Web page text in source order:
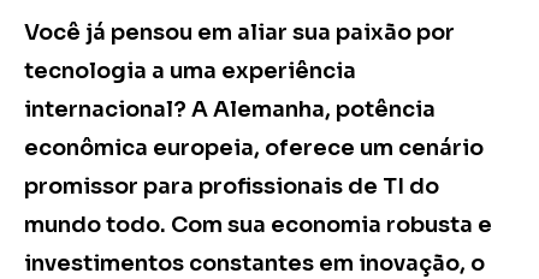
Você já pensou em aliar sua paixão por
tecnologia a uma experiência
internacional? A Alemanha, potência
econômica europeia, oferece um cenário
promissor para profissionais de TI do
mundo todo. Com sua economia robusta e
investimentos constantes em inovação, o